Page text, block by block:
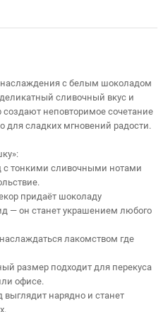
наслаждения с белым шоколадом
сливочный вкус и
неповторимое сочетание
для сладких мгновений радости.
тонкими сливочными нотами
придаёт шоколаду
— он станет украшением любого
лакомством где
размер подходит для перекуса
офисе.
нарядно и станет